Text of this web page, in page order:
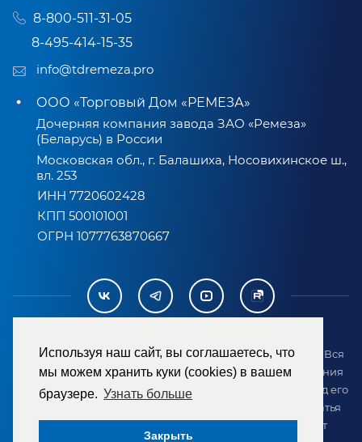
Используя наш сайт, вы соглашаетесь, что
мы можем хранить куки (cookies) в вашем
браузере. Узнать больше
Закрыть
8-800-511-31-05
8-495-414-15-35
info@tdremeza.pro
ООО «Торговый Дом «РЕМЕЗА»
Дочерняя компания завода ЗАО «Ремеза»
(Беларусь) в России
Московская обл., г. Балашиха, Носовихинское ш.,
вл. 253
ИНН 7720602428
КПП 500101001
ОГРН 1077763870667
2007-2026 © ООО «ТД «РЕМЕЗА». Все права защищены. Вся
информация на сайте размещена в целях предоставления
возможности покупателю ознакомиться с товаром перед его
приобретением и не является публичной офертой (статья
437 ГК РФ). Внешний вид товара может отличаться от